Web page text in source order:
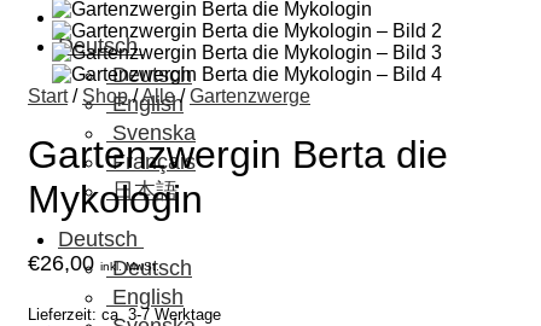
Deutsch
Deutsch
English
Svenska
Français
日本語
Deutsch
Deutsch
English
Start / Shop /Alle / Gartenzwerge
Gartenzwergin Berta die
Mykologin
€26,00 inkl. MwSt.
Lieferzeit: ca. 3-7 Werktage